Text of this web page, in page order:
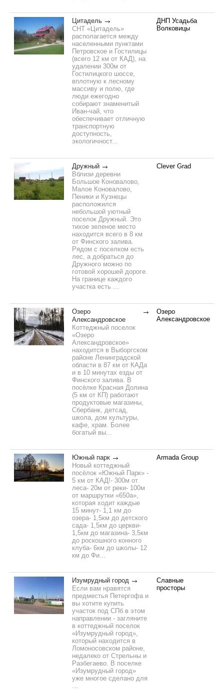
Цитадель
СНТ «Цитадель»
располагается между
населенными пунктами
Петровское и Гостилицы
(всего 12 км от КАД), на
удалении 300м от
Гостилицкого шоссе,
вплотную к лесному
массиву и полю, где
люди ежегодно
собирают знаменитый
Иван-чай, что
обеспечивает отличную
транспортную
доступность,
экологичност...
ДНП Усадьба
Волковицы
Дружный
Вблизи деревни
Большое Коновалово,
Малое Коновалово,
Пеники и Кузнецы
расположился
небольшой уютный
поселок Дружный. Это
тихое зеленое место
находится всего в 8 км
от Финского залива.
Рядом с поселком есть
лес, а добраться до
Дружного можно по
готовой хорошей дороге.
На границе каждого
участка есть ...
Clever Grad
Озеро
Александровское
Коттеджный поселок
«Озеро
Александровское»
находится в Выборгском
районе Ленинградской
области в 87 км от КАДа
и в 10 минутах езды от
Финского залива. В
посёлке Красная Долина
(5 км от КП) работают
продуктовые магазины,
Сбербанк, детсад,
школа, дом культуры,
кафе, храм. Более
богатый вы...
Озеро
Александровское
Южный парк
Новый коттеджный
посёлок «Южный Парк» -
5 км от КАД!- 300м от
леса- 20м от реки- 100м
от маршрутки «650а»,
которая ходит каждые
15 минут- 1,1 км до
озера- 1,5км до детского
сада- 1,5км до церкви-
1,5км до магазина- 3,5км
до роскошного конного
клуба- 6км до школы- 12
км до Фи...
Armada Group
Изумрудный город
Если вам нравятся
предместья Петергофа и
вы хотите купить
участок под СПб в этом
направлении - загляните
в коттеджный поселок
«Изумрудный город»,
который находится в
Ломоносовском районе,
недалеко от Стрельны и
Разбегаево. В поселке
«Изумрудный город»
уже многое сделано для
...
Славные
просторы